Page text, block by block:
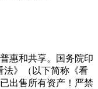
惠和共享。国务院印
法》（以下简称《看
出售所有资产！严禁